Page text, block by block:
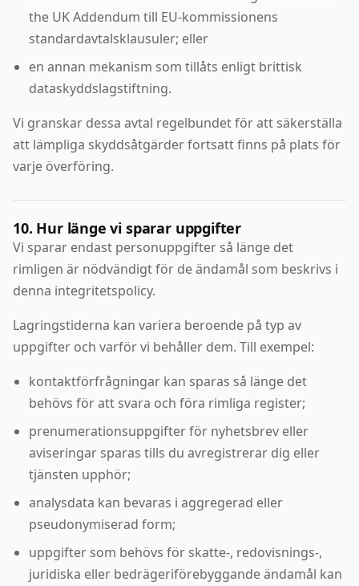
the UK Addendum till EU-kommissionens
standardavtalsklausuler; eller
en annan mekanism som tillåts enligt brittisk
dataskyddslagstiftning.
Vi granskar dessa avtal regelbundet för att säkerställa
att lämpliga skyddsåtgärder fortsatt finns på plats för
varje överföring.
10. Hur länge vi sparar uppgifter
Vi sparar endast personuppgifter så länge det
rimligen är nödvändigt för de ändamål som beskrivs i
denna integritetspolicy.
Lagringstiderna kan variera beroende på typ av
uppgifter och varför vi behåller dem. Till exempel:
kontaktförfrågningar kan sparas så länge det
behövs för att svara och föra rimliga register;
prenumerationsuppgifter för nyhetsbrev eller
aviseringar sparas tills du avregistrerar dig eller
tjänsten upphör;
analysdata kan bevaras i aggregerad eller
pseudonymiserad form;
uppgifter som behövs för skatte-, redovisnings-,
juridiska eller bedrägeriförebyggande ändamål kan